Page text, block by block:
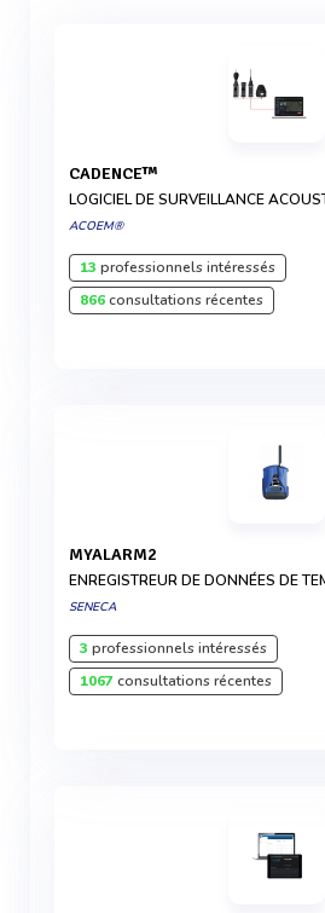
CADENCE™
LOGICIEL DE SURVEILLANCE
ACOEM®
13 professionnels intéressés
866consultations récentes
MYALARM2
ENREGISTREUR DE DONNÉES DE
SENECA
3 professionnels intéressés
1067consultations récentes